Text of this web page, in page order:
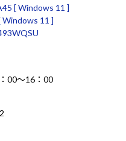
11 Copilot+ PC
[ Windows 11 ]
Windows 11 ]
00～16：00